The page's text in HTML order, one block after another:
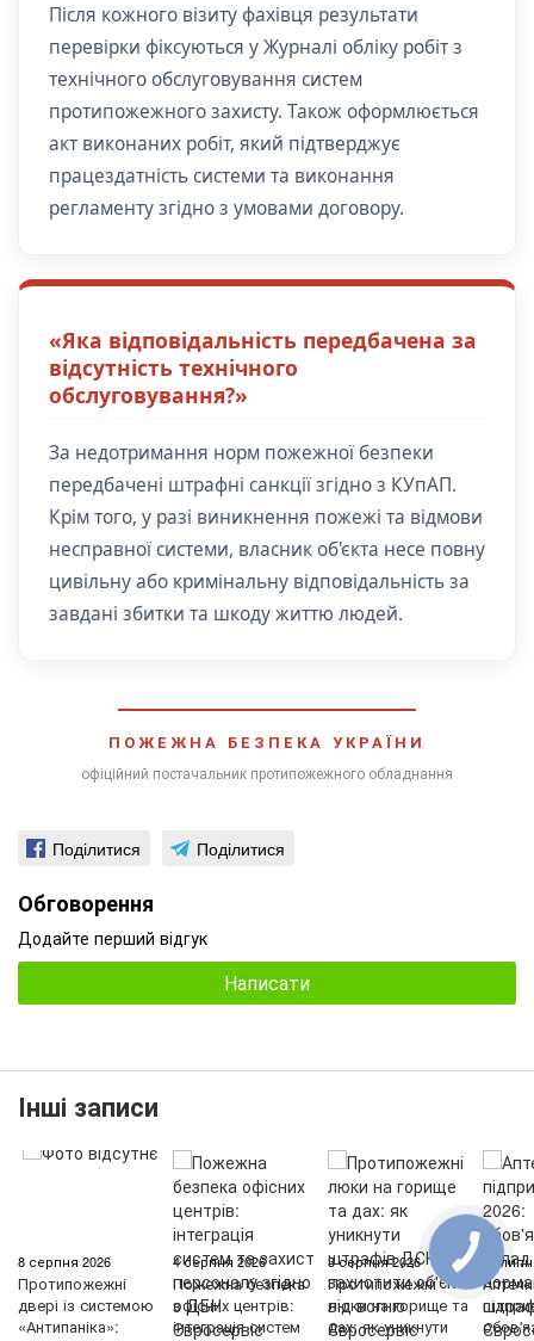
Після кожного візиту фахівця результати
перевірки фіксуються у Журналі обліку робіт з
технічного обслуговування систем
протипожежного захисту. Також оформлюється
акт виконаних робіт, який підтверджує
працездатність системи та виконання
регламенту згідно з умовами договору.
«Яка відповідальність передбачена за
відсутність технічного
обслуговування?»
За недотримання норм пожежної безпеки
передбачені штрафні санкції згідно з КУпАП.
Крім того, у разі виникнення пожежі та відмови
несправної системи, власник об'єкта несе повну
цивільну або кримінальну відповідальність за
завдані збитки та шкоду життю людей.
ПОЖЕЖНА БЕЗПЕКА УКРАЇНИ
офіційний постачальник протипожежного обладнання
Поділитися Поділитися
Обговорення
Додайте перший відгук
Написати
Інші записи
8 серпня 2026
Протипожежні
двері із системою
«Антипаніка»:
4 серпня 2026
Пожежна безпека
офісних центрів:
інтеграція систем
3 серпня 2026
Протипожежні
люки на горище та
дах: як уникнути
25